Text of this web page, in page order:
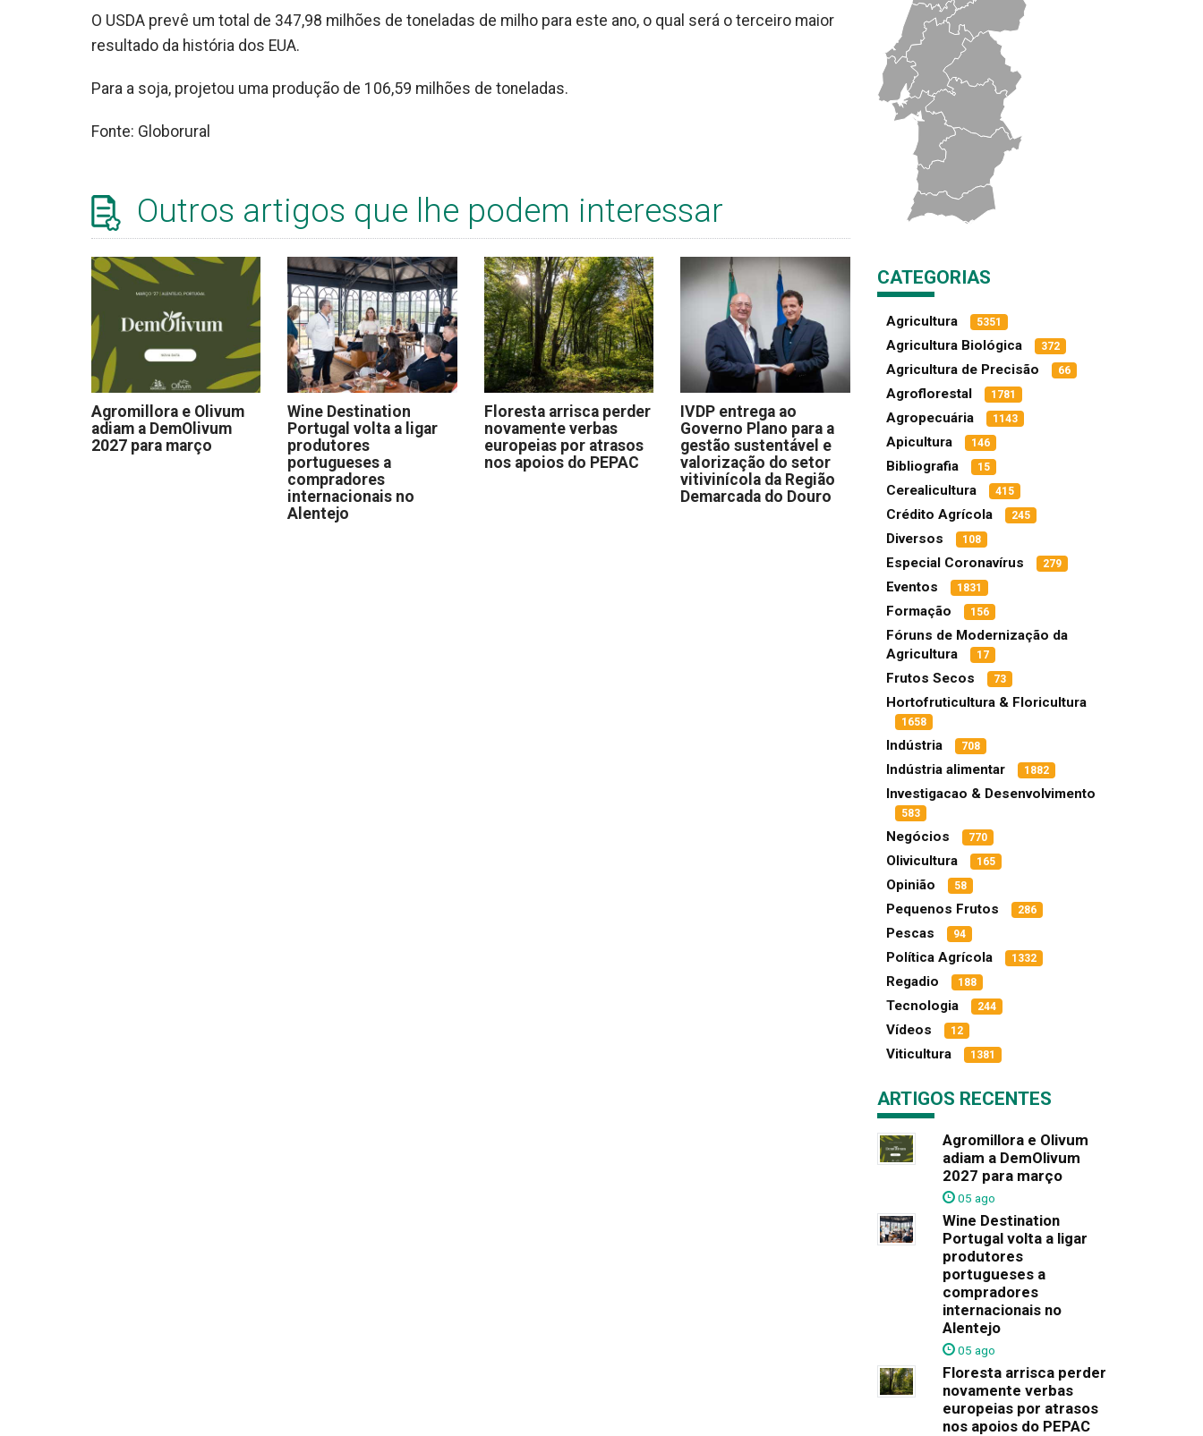
O USDA prevê um total de 347,98 milhões de toneladas de milho para este ano, o qual será o terceiro maior
resultado da história dos EUA.
Para a soja, projetou uma produção de 106,59 milhões de toneladas.
Fonte: Globorural
Outros artigos que lhe podem interessar
Agromillora e Olivum
adiam a DemOlivum
2027 para março
Wine Destination
Portugal volta a ligar
produtores
portugueses a
compradores
internacionais no
Alentejo
Floresta arrisca perder
novamente verbas
europeias por atrasos
nos apoios do PEPAC
IVDP entrega ao
Governo Plano para a
gestão sustentável e
valorização do setor
vitivinícola da Região
Demarcada do Douro
CATEGORIAS
Agricultura 5351
Agricultura Biológica 372
Agricultura de Precisão 66
Agroflorestal 1781
Agropecuária 1143
Apicultura 146
Bibliografia 15
Cerealicultura 415
Crédito Agrícola 245
Diversos 108
Especial Coronavírus 279
Eventos 1831
Formação 156
Fóruns de Modernização da
Agricultura
17
Frutos Secos 73
Hortofruticultura & Floricultura
1658
Indústria 708
Indústria alimentar 1882
Investigacao & Desenvolvimento
583
Negócios 770
Olivicultura 165
Opinião 58
Pequenos Frutos 286
Pescas 94
Política Agrícola 1332
Regadio 188
Tecnologia 244
Vídeos 12
Viticultura 1381
ARTIGOS RECENTES
Agromillora e Olivum
adiam a DemOlivum
2027 para março
05 ago
Wine Destination
Portugal volta a ligar
produtores
portugueses a
compradores
internacionais no
Alentejo
05 ago
Floresta arrisca perder
novamente verbas
europeias por atrasos
nos apoios do PEPAC